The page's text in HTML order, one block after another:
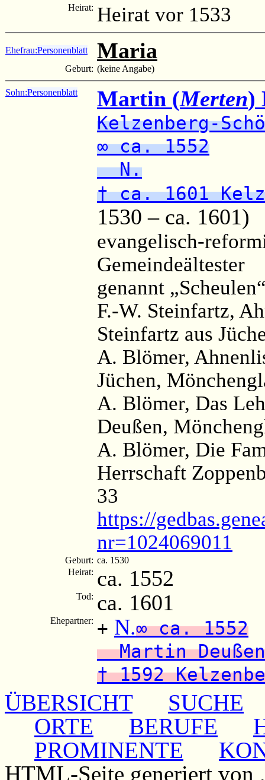
Heirat: Heirat vor 1533
Ehefrau:Personenblatt Maria
Geburt: (keine Angabe)
Sohn:Personenblatt Martin (Merten)
Kelzenberg-
∞ ca. 1552
N.
† ca. 1601
1530 – ca. 1601)
evangelisch-
Gemeindeältester
genannt
F.-W. Steinfartz,
Steinfartz aus
A. Blömer,
Jüchen,
A. Blömer, Das
Deußen,
A. Blömer, Die
Herrschaft
33
https://
nr=1024069011
Geburt: ca. 1530
Heirat: ca. 1552
Tod: ca. 1601
Ehepartner: + N.∞ ca. 1552
Martin Deußen
† 1592
ÜBERSICHT
SUCHE
ORTE
BERUFE
PROMINENTE
HTML-Seite generiert von